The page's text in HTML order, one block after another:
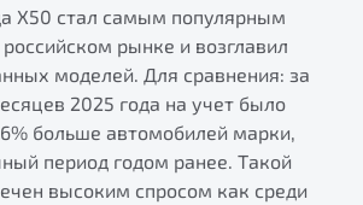
X50 стал самым популярным
рынке и возглавил
моделей. Для сравнения: за
2025 года на учет было
больше автомобилей марки,
период годом ранее. Такой
высоким спросом как среди